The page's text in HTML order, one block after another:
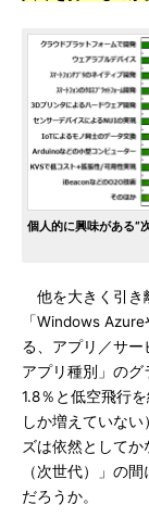
個人的に興味がある“
他を大きく引き
「Windows
る、アプリ／サ
アプリ種別」の
1.8％と低空飛行
しか増えていな
ズは依然として
（次世代）」の
だろうか。